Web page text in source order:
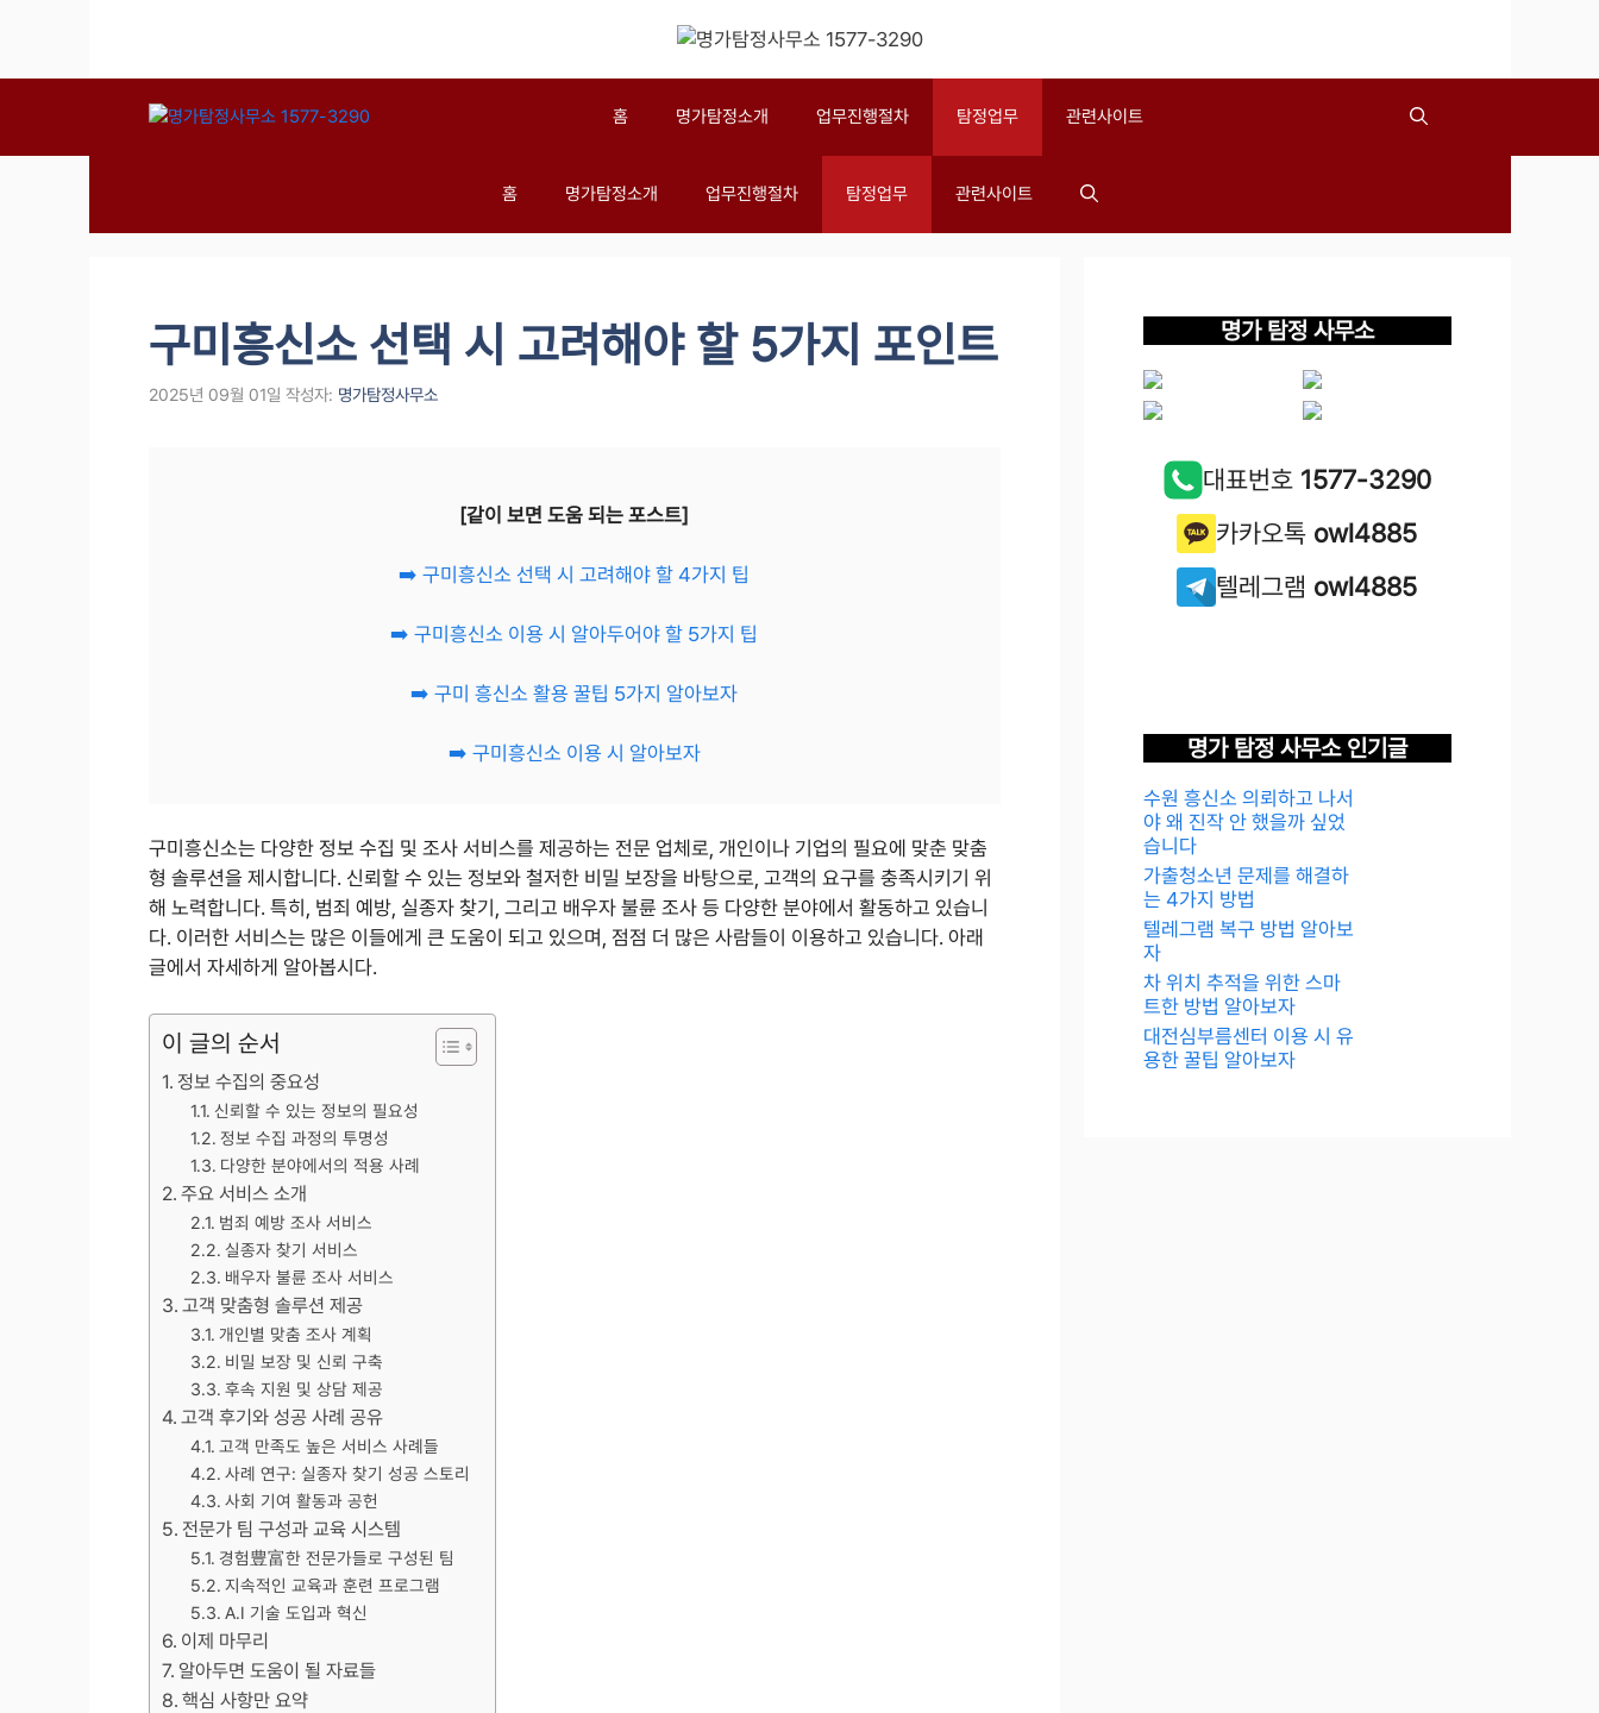
츠
너
홈 명가탐정소개 업무진행절차 탐정업무 관련사이트
홈 명가탐정소개 업무진행절차 탐정업무 관련사이트
구미흥신소 선택 시 고려해야 할 5가지 포인트
2025년 09월 01일 작성자: 명가탐정사무소
[같이 보면 도움 되는 포스트]
➡️ 구미흥신소 선택 시 고려해야 할 4가지 팁
➡️ 구미흥신소 이용 시 알아두어야 할 5가지 팁
➡️ 구미 흥신소 활용 꿀팁 5가지 알아보자
➡️ 구미흥신소 이용 시 알아보자
구미흥신소는 다양한 정보 수집 및 조사 서비스를 제공하는 전문 업체로, 개인이나 기업의 필요에 맞춘 맞춤
형 솔루션을 제시합니다. 신뢰할 수 있는 정보와 철저한 비밀 보장을 바탕으로, 고객의 요구를 충족시키기 위
해 노력합니다. 특히, 범죄 예방, 실종자 찾기, 그리고 배우자 불륜 조사 등 다양한 분야에서 활동하고 있습니
다. 이러한 서비스는 많은 이들에게 큰 도움이 되고 있으며, 점점 더 많은 사람들이 이용하고 있습니다. 아래
글에서 자세하게 알아봅시다.
이 글의 순서
정보 수집의 중요성
신뢰할 수 있는 정보의 필요성
정보 수집 과정의 투명성
다양한 분야에서의 적용 사례
주요 서비스 소개
범죄 예방 조사 서비스
실종자 찾기 서비스
배우자 불륜 조사 서비스
고객 맞춤형 솔루션 제공
개인별 맞춤 조사 계획
비밀 보장 및 신뢰 구축
후속 지원 및 상담 제공
고객 후기와 성공 사례 공유
고객 만족도 높은 서비스 사례들
사례 연구: 실종자 찾기 성공 스토리
사회 기여 활동과 공헌
전문가 팀 구성과 교육 시스템
경험豊富한 전문가들로 구성된 팀
지속적인 교육과 훈련 프로그램
A.I 기술 도입과 혁신
이제 마무리
알아두면 도움이 될 자료들
핵심 사항만 요약
명가 탐정 사무소
대표번호 1577-3290
카카오톡 owl4885
텔레그램 owl4885
명가 탐정 사무소 인기글
수원 흥신소 의뢰하고 나서
야 왜 진작 안 했을까 싶었
습니다
가출청소년 문제를 해결하
는 4가지 방법
텔레그램 복구 방법 알아보
자
차 위치 추적을 위한 스마
트한 방법 알아보자
대전심부름센터 이용 시 유
용한 꿀팁 알아보자